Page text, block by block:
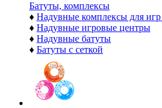
Батуты, комплексы
♦ Надувные комплексы для игр
♦ Надувные игровые центры
♦ Надувные батуты
♦ Батуты с сеткой